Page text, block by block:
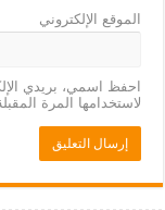
الموقع الإلكتروني
احفظ اسمي، بريدي
لاستخدامها المرة